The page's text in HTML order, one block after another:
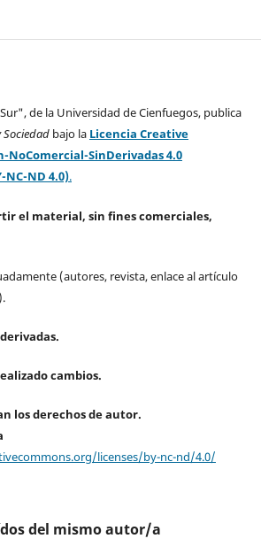
de la Universidad de Cienfuegos, publica
bajo la Licencia Creative
NoComercial-SinDerivadas 4.0
ND 4.0).
el material, sin fines comerciales,
(autores, revista, enlace al artículo
cambios.
los derechos de autor.
licenses/by-nc-nd/4.0/
del mismo autor/a